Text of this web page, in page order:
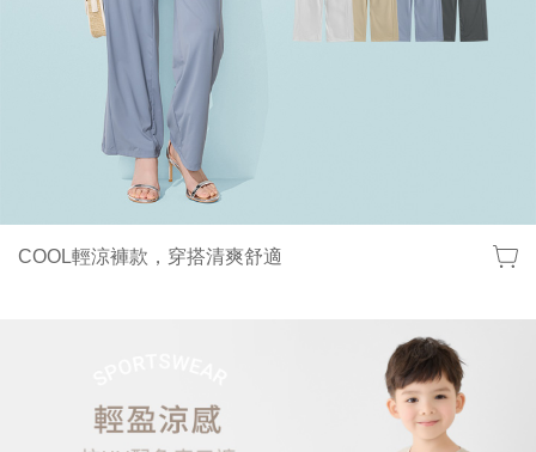
COOL輕涼褲款，穿搭清爽舒適